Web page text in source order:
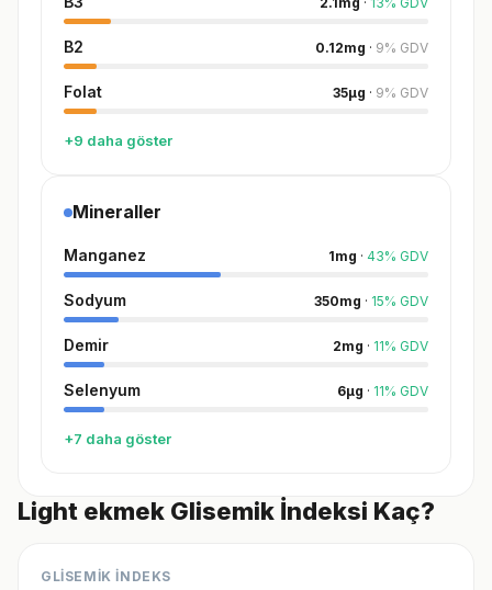
B2 0.12mg · 9% GDV
Folat 35µg · 9% GDV
+9 daha göster
Mineraller
Manganez 1mg · 43% GDV
Sodyum 350mg · 15% GDV
Demir 2mg · 11% GDV
Selenyum 6µg · 11% GDV
+7 daha göster
Light ekmek Glisemik İndeksi Kaç?
GLİSEMİK İNDEKS